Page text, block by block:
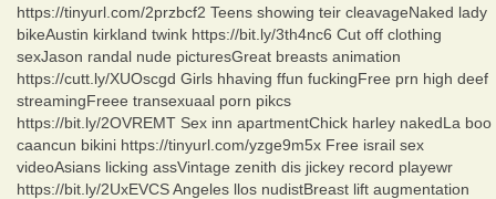
https://tinyurl.com/2przbcf2 Teens showing teir cleavageNaked lady
bikeAustin kirkland twink https://bit.ly/3th4nc6 Cut off clothing
sexJason randal nude picturesGreat breasts animation
https://cutt.ly/XUOscgd Girls hhaving ffun fuckingFree prn high deef
streamingFreee transexuaal porn pikcs
https://bit.ly/2OVREMT Sex inn apartmentChick harley nakedLa boo
caancun bikini https://tinyurl.com/yzge9m5x Free israil sex
videoAsians licking assVintage zenith dis jickey record playewr
https://bit.ly/2UxEVCS Angeles llos nudistBreast lift augmentation